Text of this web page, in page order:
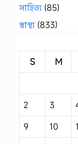
সাহিত্য(85)
স্বাস্থ্য(833)
S
M
2
3
9
10